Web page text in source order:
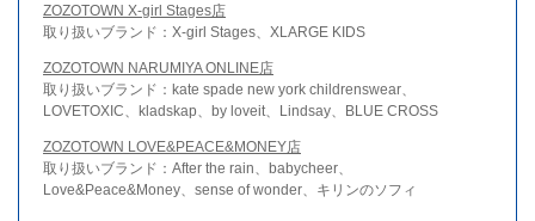
ZOZOTOWN X-girl Stages店
取り扱いブランド：X-girl Stages、XLARGE KIDS
ZOZOTOWN NARUMIYA ONLINE店
取り扱いブランド：kate spade new york childrenswear、
LOVETOXIC、kladskap、by loveit、Lindsay、BLUE CROSS
ZOZOTOWN LOVE&PEACE&MONEY店
取り扱いブランド：After the rain、babycheer、
Love&Peace&Money、sense of wonder、キリンのソフィ